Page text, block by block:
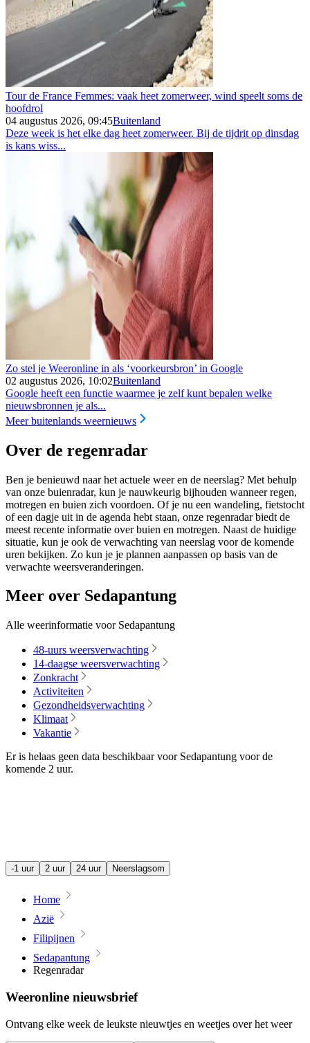
Tour de France Femmes: vaak heet zomerweer, wind speelt soms de
hoofdrol
04 augustus 2026, 09:45Buitenland
Deze week is het elke dag heet zomerweer. Bij de tijdrit op dinsdag
is kans wiss...
Zo stel je Weeronline in als ‘voorkeursbron’ in Google
02 augustus 2026, 10:02Buitenland
Google heeft een functie waarmee je zelf kunt bepalen welke
nieuwsbronnen je als...
Meer buitenlands weernieuws
Over de regenradar
Ben je benieuwd naar het actuele weer en de neerslag? Met behulp
van onze buienradar, kun je nauwkeurig bijhouden wanneer regen,
motregen en buien zich voordoen. Of je nu een wandeling, fietstocht
of een dagje uit in de agenda hebt staan, onze regenradar biedt de
meest recente informatie over buien en motregen. Naast de huidige
situatie, kun je ook de verwachting van neerslag voor de komende
uren bekijken. Zo kun je je plannen aanpassen op basis van de
verwachte weersveranderingen.
Meer over Sedapantung
Alle weerinformatie voor Sedapantung
48-uurs weersverwachting
14-daagse weersverwachting
Zonkracht
Activiteiten
Gezondheidsverwachting
Klimaat
Vakantie
Er is helaas geen data beschikbaar voor Sedapantung voor de
komende 2 uur.
-1 uur 2 uur 24 uur Neerslagsom
Home
Azië
Filipijnen
Sedapantung
Regenradar
Weeronline nieuwsbrief
Ontvang elke week de leukste nieuwtjes en weetjes over het weer